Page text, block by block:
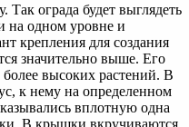
ограда будет выглядеть
на одном уровне и
крепления для создания
значительно выше. Его
высоких растений. В
к нему на определенном
вплотную одна
В крышки вкручиваются